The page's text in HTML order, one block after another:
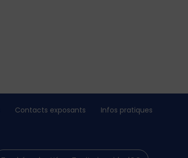
Contacts exposants Infos pratiques